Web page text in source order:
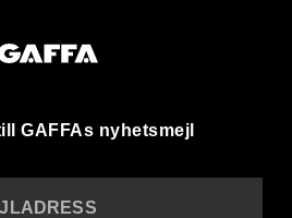
GAFFAs nyhetsmejl